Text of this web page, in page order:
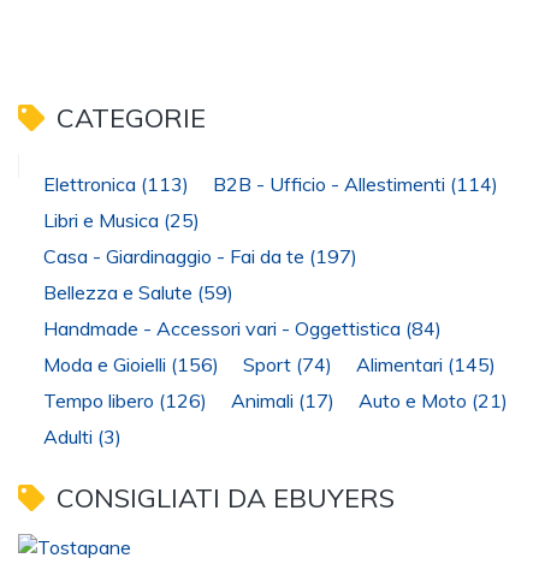
CATEGORIE
Elettronica (113) B2B - Ufficio - Allestimenti (114)
Libri e Musica (25)
Casa - Giardinaggio - Fai da te (197)
Bellezza e Salute (59)
Handmade - Accessori vari - Oggettistica (84)
Moda e Gioielli (156) Sport (74) Alimentari (145)
Tempo libero (126) Animali (17) Auto e Moto (21)
Adulti (3)
CONSIGLIATI DA EBUYERS